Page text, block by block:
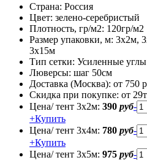
Страна: Россия
Цвет: зелено-серебристый
Плотность, гр/м2: 120гр/м2
Размер упаковки, м: 3х2м,
3х15м
Тип сетки: Усиленные углы
Люверсы: шаг 50см
Доставка (Москва): от 750
Скидка при покупке: от
Цена/ тент 3х2м: 390 руб-
+Купить
Цена/ тент 3х4м: 780 руб-
+Купить
Цена/ тент 3х5м: 975 руб-